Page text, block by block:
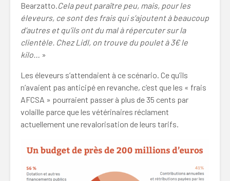
Bearzatto.Cela peut paraître peu, mais, pour les
éleveurs, ce sont des frais qui s’ajoutent à beaucoup
d’autres et qu’ils ont du mal à répercuter sur la
clientèle. Chez Lidl, on trouve du poulet à 3€ le
kilo… »
Les éleveurs s’attendaient à ce scénario. Ce qu’ils
n’avaient pas anticipé en revanche, c’est que les « frais
AFCSA » pourraient passer à plus de 35 cents par
volaille parce que les vétérinaires réclament
actuellement une revalorisation de leurs tarifs.